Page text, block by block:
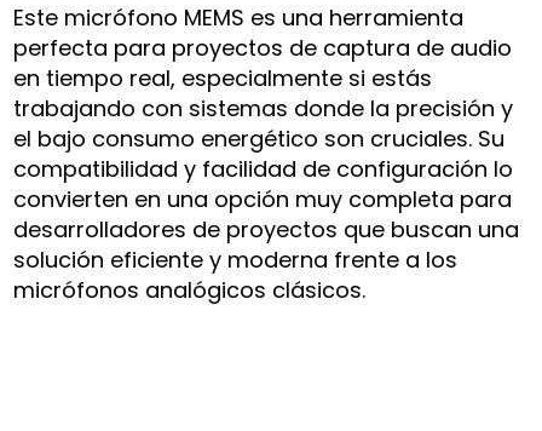
Este micrófono MEMS es una herramienta
perfecta para proyectos de captura de audio
en tiempo real, especialmente si estás
trabajando con sistemas donde la precisión y
el bajo consumo energético son cruciales. Su
compatibilidad y facilidad de configuración lo
convierten en una opción muy completa para
desarrolladores de proyectos que buscan una
solución eficiente y moderna frente a los
micrófonos analógicos clásicos.